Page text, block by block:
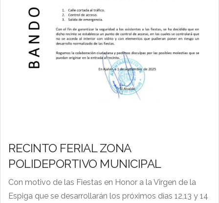
RECINTO FERIAL ZONA
POLIDEPORTIVO MUNICIPAL
Con motivo de las Fiestas en Honor a la Virgen de la
Espiga que se desarrollarán los próximos días 12,13 y 14